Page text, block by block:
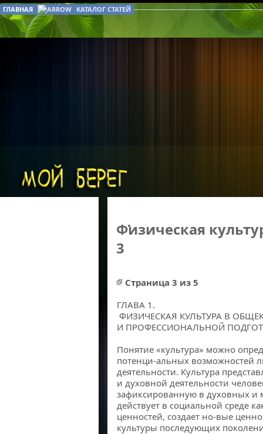
ГЛАВНАЯ КАТАЛОГ СТАТЕЙ
Физическая
3
Страница 3 из 5
ГЛАВА 1.
ФИЗИЧЕСКАЯ КУЛЬТУРА В
И ПРОФЕССИОНАЛЬНОЙ
Понятие «культура» можно
потенци-альных возможностей
деятельности. Культура
и духовной деятельности
зафиксированную в духовных и
действует в социальной среде
ценностей, создает но-вые
культуры последующих